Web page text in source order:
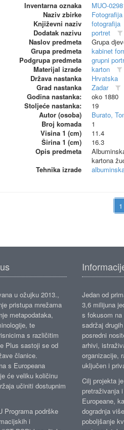
Inventarna oznaka
MUO-
Naziv zbirke
Književni naziv
fotografija
Dodatak nazivu
portret
Naslov predmeta
Grupa
Grupa predmeta
kabinet
Podgrupa predmeta
grupni
Materijal izrade
karton
Država nastanka
Hrvatska
Grad nastanka
Zadar
Godina nastanka:
oko 1880
Stoljeće nastanka:
19
Autor (osoba)
Burato,
Broj komada
1
Visina 1 (cm)
11.4
Širina 1 (cm)
16.3
Opis predmeta
kartona
Tehnika izrade
u ožujku 2013.,
pristupa mrežama
metapodataka,
te
s različitim
Plus sastoji se od
članice.
s Europeana
će veliku količinu
učiniti dostupnim
Programa podrške
i
Jedan od
3,6 milijuna
s fokusom
sadržaj
posredni
arhivi,
organizacije,
uključen i
Cilj projekta
pretraživanja
Europeane,
dogradnja
poboljšanje